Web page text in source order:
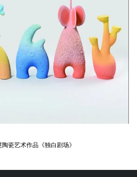
瓷艺术作品《独白剧场》